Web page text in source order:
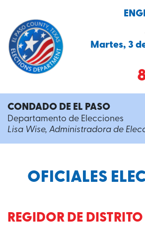
Martes, 3
CONDADO DE EL PASO
Departamento de Elecciones
Lisa Wise, Administradora de
OFICIALES
REGIDOR DE DISTRITO